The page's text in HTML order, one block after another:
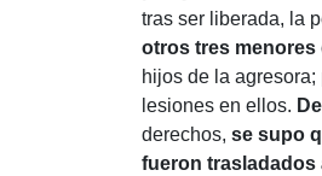
tras ser liberada, la
otros tres menores
hijos de la
lesiones en ellos.
derechos, se supo
fueron trasladados